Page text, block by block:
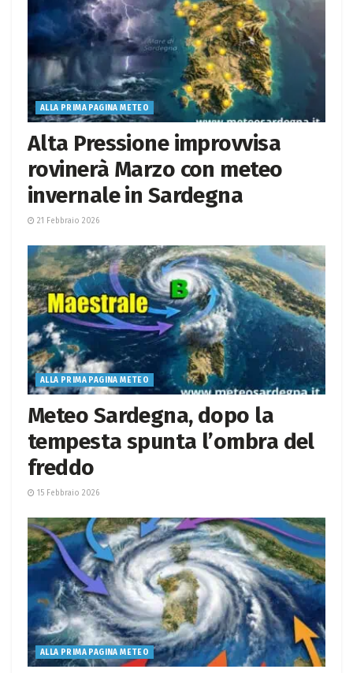
ALLA PRIMA PAGINA METEO
Alta Pressione improvvisa
rovinerà Marzo con meteo
invernale in Sardegna
21 Febbraio 2026
ALLA PRIMA PAGINA METEO
Meteo Sardegna, dopo la
tempesta spunta l’ombra del
freddo
15 Febbraio 2026
ALLA PRIMA PAGINA METEO